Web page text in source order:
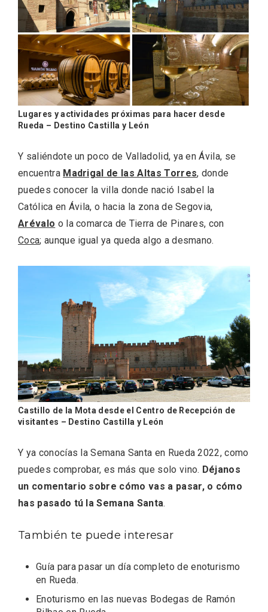
Lugares y actividades próximas para hacer desde
Rueda – Destino Castilla y León
Y saliéndote un poco de Valladolid, ya en Ávila, se
encuentra Madrigal de las Altas Torres, donde
puedes conocer la villa donde nació Isabel la
Católica en Ávila, o hacia la zona de Segovia,
Arévalo o la comarca de Tierra de Pinares, con
Coca; aunque igual ya queda algo a desmano.
Castillo de la Mota desde el Centro de Recepción de
visitantes – Destino Castilla y León
Y ya conocías la Semana Santa en Rueda 2022, como
puedes comprobar, es más que solo vino. Déjanos
un comentario sobre cómo vas a pasar, o cómo
has pasado tú la Semana Santa.
También te puede interesar
Guía para pasar un día completo de enoturismo
en Rueda.
Enoturismo en las nuevas Bodegas de Ramón
Cigales inaugura la musealización de los
arcos de la Iglesia de Santiago Apóstol
Porrón de Citas de 2026 en Moradillo de
Roa